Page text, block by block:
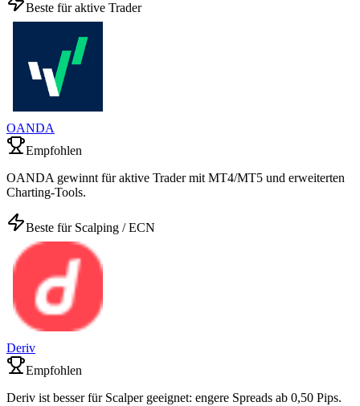
Beste für aktive Trader
OANDA
Empfohlen
OANDA gewinnt für aktive Trader mit MT4/MT5 und erweiterten
Charting-Tools.
Beste für Scalping / ECN
Deriv
Empfohlen
Deriv ist besser für Scalper geeignet: engere Spreads ab 0,50 Pips.